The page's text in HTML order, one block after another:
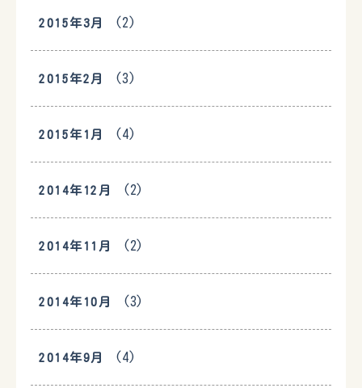
2015年3月 (2)
2015年2月 (3)
2015年1月 (4)
2014年12月 (2)
2014年11月 (2)
2014年10月 (3)
2014年9月 (4)